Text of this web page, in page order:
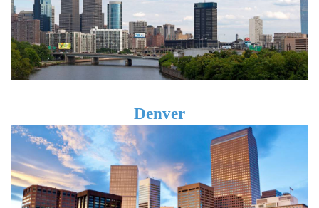
Denver